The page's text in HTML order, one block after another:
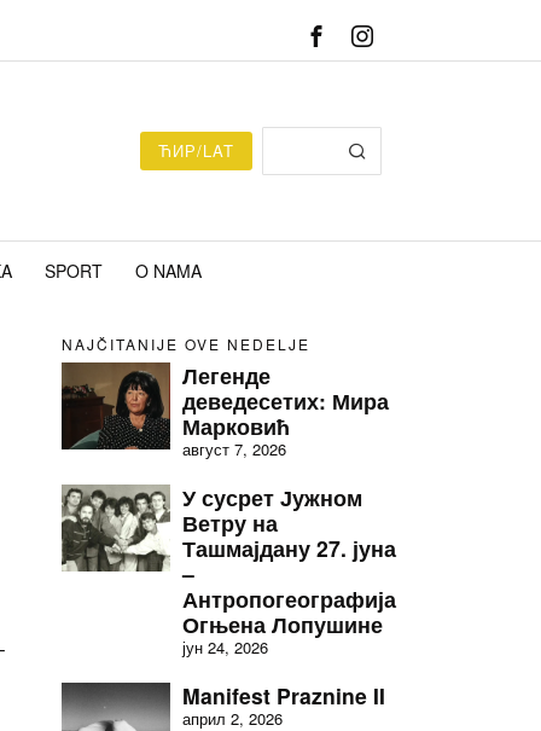
ЋИР/LAT
SPORT O NAMA
NAJČITANIJE OVE NEDELJE
Легенде
деведесетих: Мира
Марковић
август 7, 2026
У сусрет Јужном
Ветру на
Ташмајдану 27. јуна
–
Антропогеографија
Огњена Лопушине
јун 24, 2026
Manifest Praznine II
април 2, 2026